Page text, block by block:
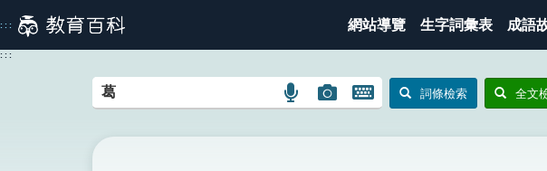
到
主
::: 網站導覽 生字詞彙表 成語
:::
語
搜
圖
搜
開
鍵
詞條檢索 全文